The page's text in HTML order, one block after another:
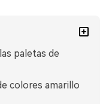
paletas de
colores amarillo